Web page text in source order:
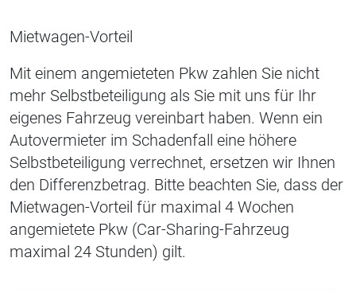
Mietwagen-Vorteil
Mit einem angemieteten Pkw zahlen Sie nicht
mehr Selbstbeteiligung als Sie mit uns für Ihr
eigenes Fahrzeug vereinbart haben. Wenn ein
Autovermieter im Schadenfall eine höhere
Selbstbeteiligung verrechnet, ersetzen wir Ihnen
den Differenzbetrag. Bitte beachten Sie, dass der
Mietwagen-Vorteil für maximal 4 Wochen
angemietete Pkw (Car-Sharing-Fahrzeug
maximal 24 Stunden) gilt.